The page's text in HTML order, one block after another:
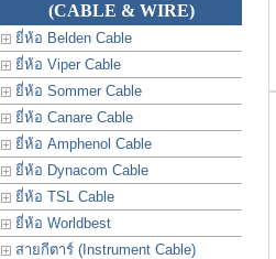
(CABLE & WIRE)
ยี่ห้อ Belden Cable
ยี่ห้อ Viper Cable
ยี่ห้อ Sommer Cable
ยี่ห้อ Canare Cable
ยี่ห้อ Amphenol Cable
ยี่ห้อ Dynacom Cable
ยี่ห้อ TSL Cable
ยี่ห้อ Worldbest
สายกีตาร์ (Instrument Cable)